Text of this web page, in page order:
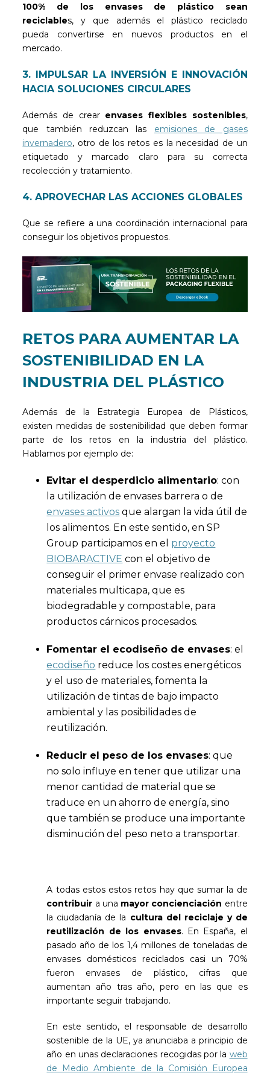
100% de los envases de plástico sean
reciclables, y que además el plástico reciclado
pueda convertirse en nuevos productos en el
mercado.
3. IMPULSAR LA INVERSIÓN E INNOVACIÓN
HACIA SOLUCIONES CIRCULARES
Además de crear envases flexibles sostenibles,
que también reduzcan las emisiones de gases
invernadero, otro de los retos es la necesidad de un
etiquetado y marcado claro para su correcta
recolección y tratamiento.
4. APROVECHAR LAS ACCIONES GLOBALES
Que se refiere a una coordinación internacional para
conseguir los objetivos propuestos.
RETOS PARA AUMENTAR LA
SOSTENIBILIDAD EN LA
INDUSTRIA DEL PLÁSTICO
Además de la Estrategia Europea de Plásticos,
existen medidas de sostenibilidad que deben formar
parte de los retos en la industria del plástico.
Hablamos por ejemplo de:
Evitar el desperdicio alimentario: con
la utilización de envases barrera o de
envases activos que alargan la vida útil de
los alimentos. En este sentido, en SP
Group participamos en el proyecto
BIOBARACTIVE con el objetivo de
conseguir el primer envase realizado con
materiales multicapa, que es
biodegradable y compostable, para
productos cárnicos procesados.
Fomentar el ecodiseño de envases: el
ecodiseño reduce los costes energéticos
y el uso de materiales, fomenta la
utilización de tintas de bajo impacto
ambiental y las posibilidades de
reutilización.
Reducir el peso de los envases: que
no solo influye en tener que utilizar una
menor cantidad de material que se
traduce en un ahorro de energía, sino
que también se produce una importante
disminución del peso neto a transportar.
A todas estos estos retos hay que sumar la de
contribuir a una mayor concienciación entre
la ciudadanía de la cultura del reciclaje y de
reutilización de los envases. En España, el
pasado año de los 1,4 millones de toneladas de
envases domésticos reciclados casi un 70%
fueron envases de plástico, cifras que
aumentan año tras año, pero en las que es
importante seguir trabajando.
En este sentido, el responsable de desarrollo
sostenible de la UE, ya anunciaba a principio de
año en unas declaraciones recogidas por la web
de Medio Ambiente de la Comisión Europea